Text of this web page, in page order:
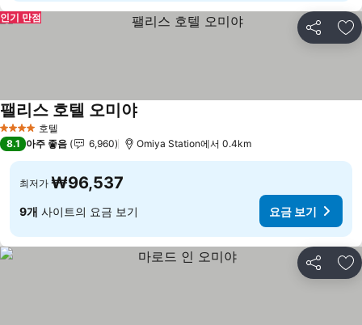
공유 즐
인기 만점
4 성급 호텔
팰리스 호텔 오미야
8.1 아주 좋음 6,960 Omiya Station에서 0.4km
최저가 ₩96,537
9개 사이트의 요금 보기 요금 보기
공유 즐